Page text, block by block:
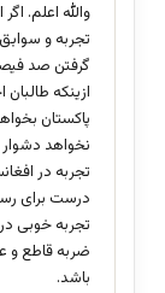
والله اعلم.
تجربه و
گرفتن صد
ازینکه
پاکستان
نخواهد
تجربه در
درست برای
تجربه خوبی
ضربه قاطع و
باشد.